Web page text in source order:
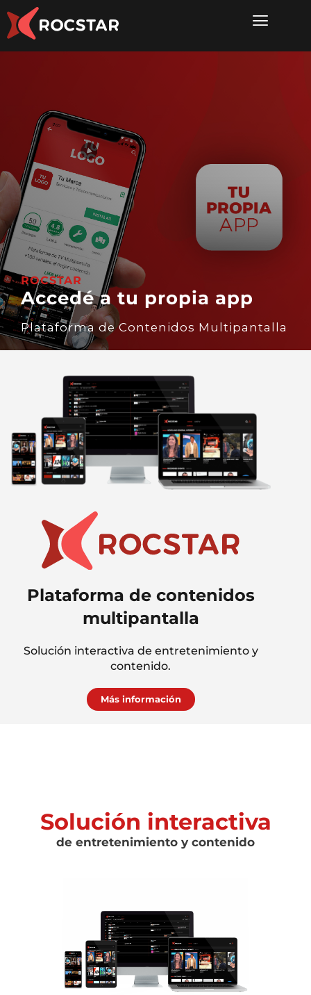
ROCSTAR
Todo el mejor contenido
a tu alcance
Plataforma de contenidos
multipantalla
Solución interactiva de entretenimiento y
contenido.
Más información
Solución interactiva
de entretenimiento y contenido